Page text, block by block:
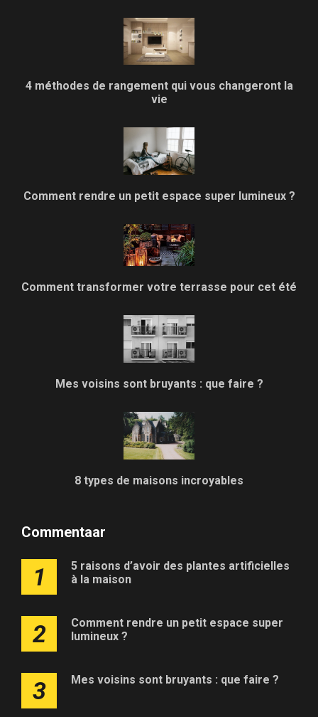
4 méthodes de rangement qui vous changeront la
vie
Comment rendre un petit espace super lumineux ?
Comment transformer votre terrasse pour cet été
Mes voisins sont bruyants : que faire ?
8 types de maisons incroyables
Commentaar
1
5 raisons d’avoir des plantes artificielles
à la maison
2
Comment rendre un petit espace super
lumineux ?
3 Mes voisins sont bruyants : que faire ?